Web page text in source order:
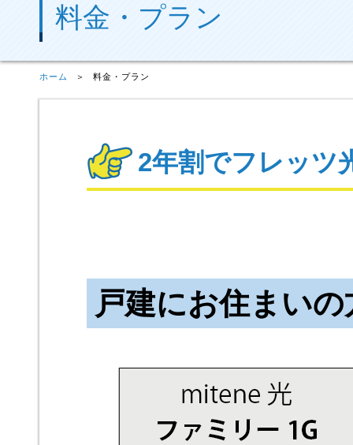
ホーム 料金・プラン
料金・プラン
2年割でフレッツ
戸建にお住まいの